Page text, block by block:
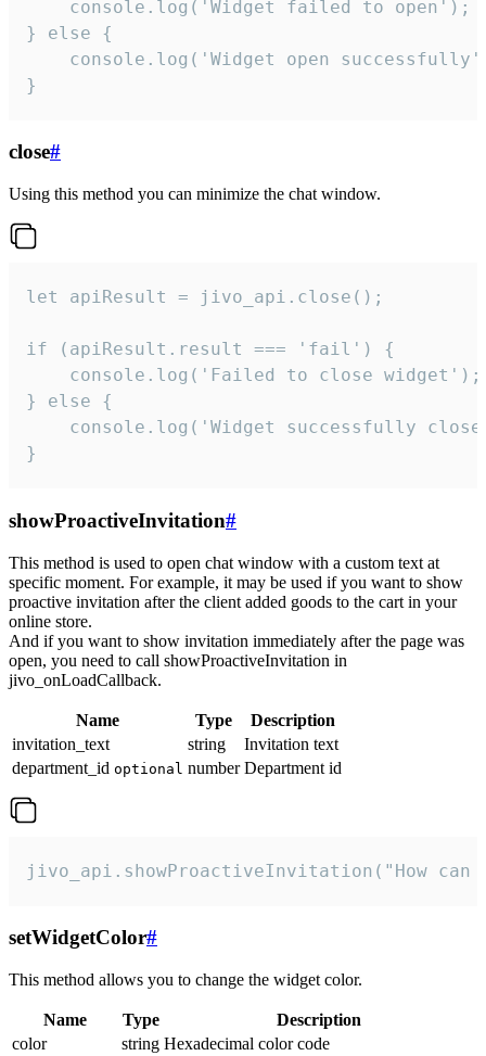
    console.log('Widget failed to open');
} else {
console.log('Widget open
}
close#
Using this method you can minimize the chat window.
let apiResult = jivo_api.close();
if (apiResult.result === 'fail') {
    console.log('Failed to close widget');
} else {
console.log('Widget successfully
}
showProactiveInvitation#
This method is used to open chat window with a custom text at
specific moment. For example, it may be used if you want to show
proactive invitation after the client added goods to the cart in your
online store.
And if you want to show invitation immediately after the page was
open, you need to call showProactiveInvitation in
jivo_onLoadCallback.
Name Type
Description
invitation_text
string
Invitation text
department_id optional number Department id
jivo_api.showProactiveInvitation("How
setWidgetColor#
This method allows you to change the widget color.
Name Type
Description
color
string Hexadecimal color code